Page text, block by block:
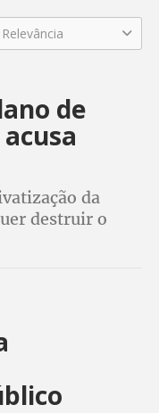
Relevância
de
da
destruir o